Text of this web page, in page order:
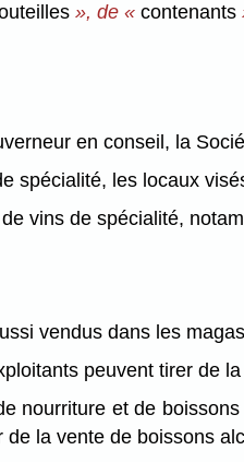
», de «contenants
en conseil, la
spécialité, les locaux
vins de spécialité,
vendus dans les
peuvent tirer de
nourriture et de
la vente de boissons